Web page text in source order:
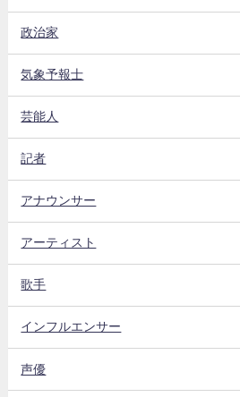
政治家
気象予報士
芸能人
記者
アナウンサー
アーティスト
歌手
インフルエンサー
声優